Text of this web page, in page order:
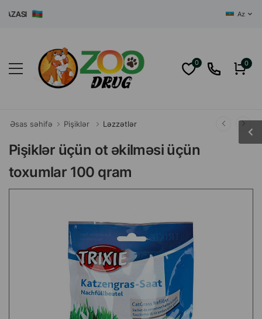
Az
0 0
Əsas səhifə Pişiklər Ləzzətlər
Pişiklər üçün ot əkilməsi üçün
toxumlar 100 qram